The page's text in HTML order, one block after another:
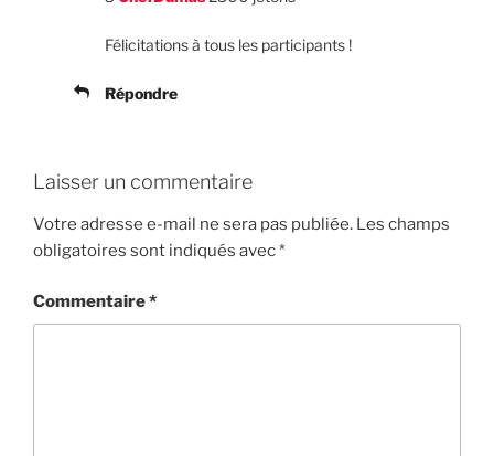
Félicitations à tous les participants !
Répondre
Laisser un commentaire
Votre adresse e-mail ne sera pas publiée. Les champs
obligatoires sont indiqués avec*
Commentaire*